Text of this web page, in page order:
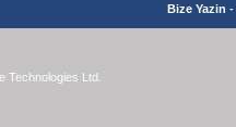
Bize Yazin -
Technologies Ltd.